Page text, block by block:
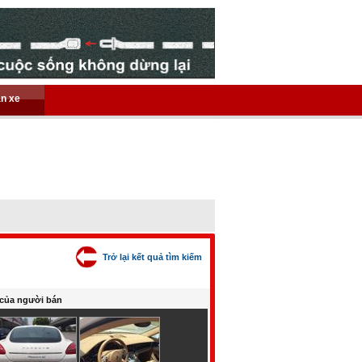
xe
Trở lại kết quả tìm kiếm
người bán